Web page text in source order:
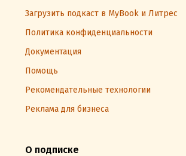
Загрузить подкаст в MyBook и Литрес
Политика конфиденциальности
Документация
Помощь
Рекомендательные технологии
Реклама для бизнеса
О подписке